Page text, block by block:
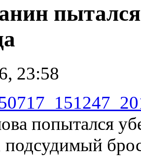
пытался
23:58
попытался
подсудимый